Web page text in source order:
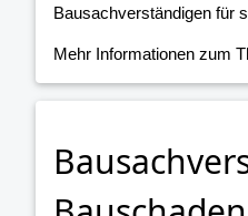
Bausachverständigen für
Mehr Informationen zum